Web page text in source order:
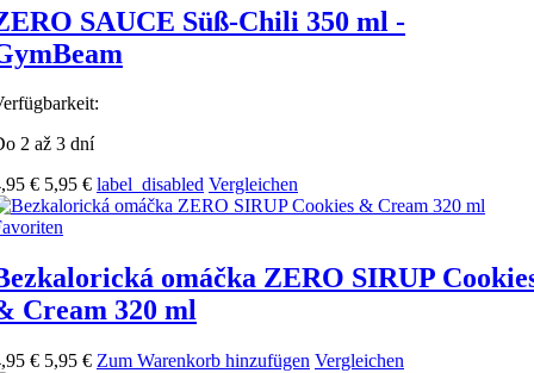
SAUCE Süß-Chili 350 ml -
2 až 3 dní
€ 5,95 € label_disabled Vergleichen
omáčka ZERO SIRUP
Cream 320 ml
€ 5,95 € Zum Warenkorb hinzufügen Vergleichen